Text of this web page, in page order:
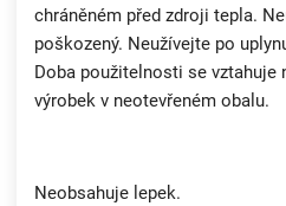
chráněném před zdroji tepla.
poškozený. Neužívejte po
Doba použitelnosti se vztahuje
výrobek v neotevřeném obalu.
Neobsahuje lepek.